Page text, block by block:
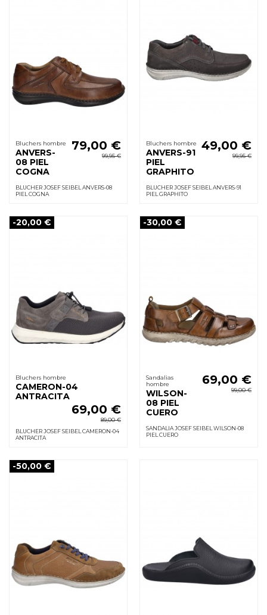
Bluchers hombre
ANVERS-
08 PIEL
COGNA
79,00 €
99,95 €
BLUCHER JOSEF SEIBEL ANVERS-08
PIEL COGNA
Bluchers hombre
ANVERS-91
PIEL
GRAPHITO
49,00 €
99,95 €
BLUCHER JOSEF SEIBEL ANVERS-91
PIEL GRAPHITO
-20,00 €
Bluchers hombre
CAMERON-04
ANTRACITA
69,00 €
89,00 €
BLUCHER JOSEF SEIBEL CAMERON-04
ANTRACITA
-30,00 €
Sandalias
hombre
WILSON-
08 PIEL
CUERO
69,00 €
99,00 €
SANDALIA JOSEF SEIBEL WILSON-08
PIEL CUERO
-50,00 €